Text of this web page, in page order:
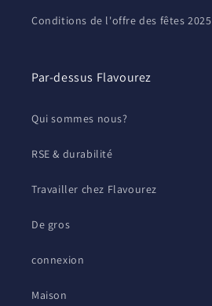
Conditions de l'offre des fêtes 2025
Par-dessus Flavourez
Qui sommes nous?
RSE & durabilité
Travailler chez Flavourez
De gros
connexion
Maison